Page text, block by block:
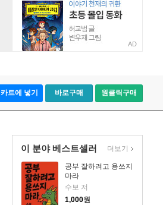
AD
카트에 넣기 바로구매 원클릭구매
이 분야 베스트셀러
공부 잘하려고 용쓰지
마라
수보 저
1,000원
더보기